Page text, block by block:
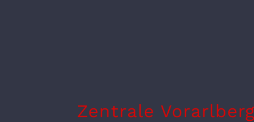
Zentrale Vorarlberg